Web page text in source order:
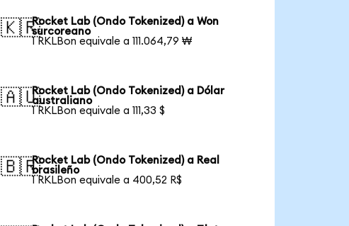
🇰🇷Rocket Lab (Ondo Tokenized) a Won
surcoreano
1 RKLBon equivale a 111.064,79 ₩
🇦🇺Rocket Lab (Ondo Tokenized) a Dólar
australiano
1 RKLBon equivale a 111,33 $
🇧🇷Rocket Lab (Ondo Tokenized) a Real
brasileño
1 RKLBon equivale a 400,52 R$